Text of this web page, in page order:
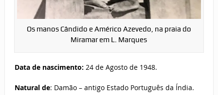
Os manos Cândido e Américo Azevedo, na praia do
Miramar em L. Marques
Data de nascimento: 24 de Agosto de 1948.
Natural de: Damão – antigo Estado Português da Índia.